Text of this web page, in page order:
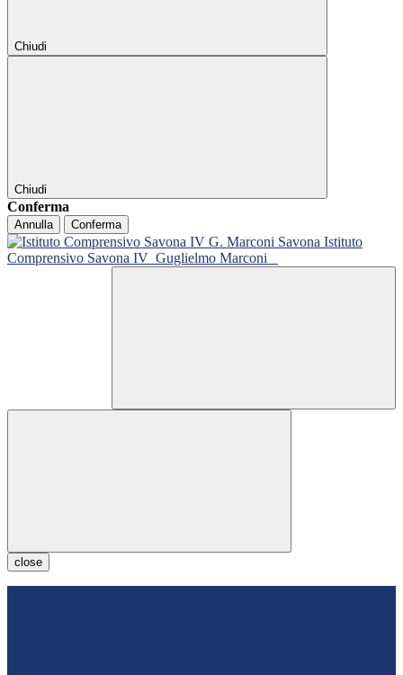
Chiudi
Chiudi
Conferma
Annulla Conferma
Istituto
Comprensivo Savona IV Guglielmo Marconi
close